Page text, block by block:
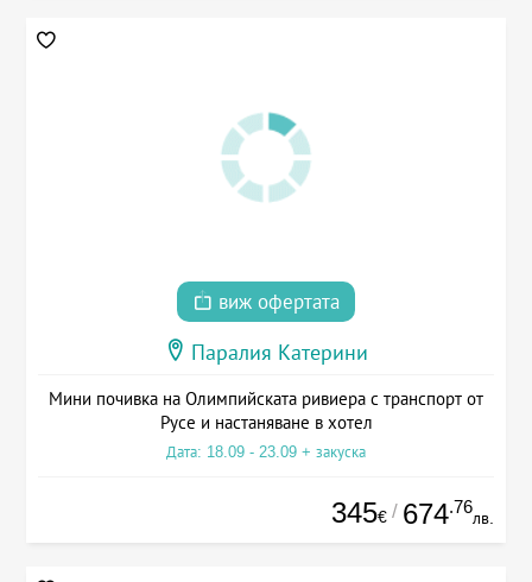
виж офертата
Паралия Катерини
Мини почивка на Олимпийската ривиера с транспорт от
Русе и настаняване в хотел
Дата: 18.09 - 23.09 + закуска
345€ / 674.76
лв.